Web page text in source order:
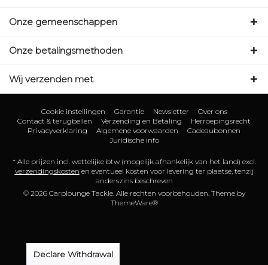
Onze gemeenschappen
Onze betalingsmethoden
Wij verzenden met
Cookie instellingen Garantie Newsletter
Over ons
Contact & terugbellen
Verzending en Betaling
Herroepingsrecht
Privacyverklaring
Algemene voorwaarden
Cadeaubonnen
Juridische info
* Alle prijzen incl. wettelijke btw (mogelijk afhankelijk van het land) excl.
verzendingskosten en eventueel kosten voor levering ter plaatse, tenzij
anderszins beschreven
© 2026 Carplounge Tackle. Alle rechten voorbehouden. Theme by
ThemeWare®
Declare Withdrawal